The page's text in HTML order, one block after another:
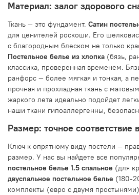
Материал: залог здорового
Ткань — это фундамент. Сатин
для ценителей роскоши. Его
с благородным блеском не только
Постельное белье из хлопка (бязь,
классика, проверенная временем.
ранфорс — более мягкая и тонкая, а
прочная и прохладная ткань с
жаркого лета идеально подойдет
наши ткани гипоаллергенны,
Размер: точное соответствие
Ключ к опрятному виду постели —
размер. У нас вы найдете все
постельное белье 1.5 спальное (для
двуспальное постельное белье (180-
комплекты (евро с двумя